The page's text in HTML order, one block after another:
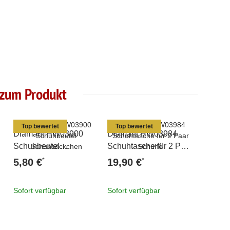
Produkt
Top bewertet
Diamant HW03900
Schuhbeutel
Schuhsäckchen
5,80 €*
Sofort verfügbar
Top bewertet
Diamant HW03984
Schuhtasche für 2 Paar
Schuhe
19,90 €*
Sofort verfügbar